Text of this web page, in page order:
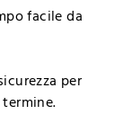
facile da
per